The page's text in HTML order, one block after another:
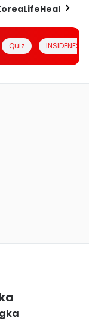
LifeHealth
Quiz INSIDENESIA